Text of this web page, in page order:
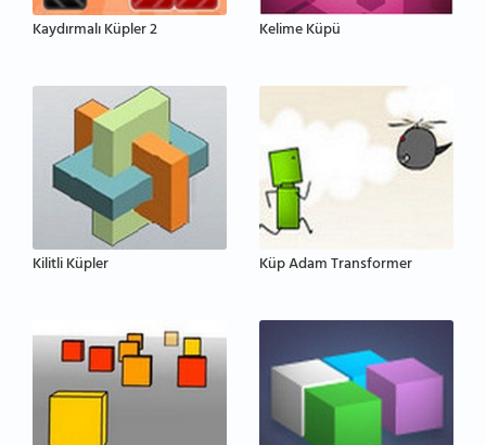
Kaydırmalı Küpler 2 Kelime Küpü
Kilitli Küpler Küp Adam Transformer